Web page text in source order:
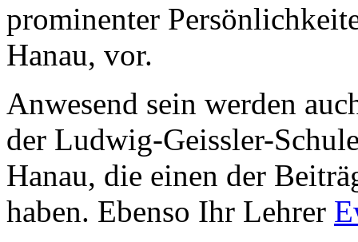
prominenter
Hanau, vor.
Anwesend sein werden
der Ludwig-Geissler-
Hanau, die einen der
haben. Ebenso Ihr Lehrer